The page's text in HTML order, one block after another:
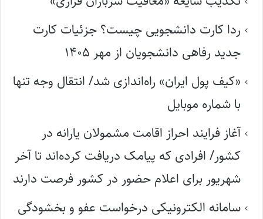
ردا کارت دانشجویی چیست؟ جزئیات کارت
جدید رفاهی دانشجویان از مهر ۱۴۰۵
«کیف پول ایران» راه‌اندازی شد/ انتقال وجه تنها
با شماره موبایل
آغاز فرایند احراز اقامت مشمولان یارانه در
کشور/ افرادی که پیامک دریافت کرده‌اند تا آخر
شهریور برای اعلام حضور در کشور فرصت دارند
سامانه الکترونیکی درخواست عفو و بخشودگی